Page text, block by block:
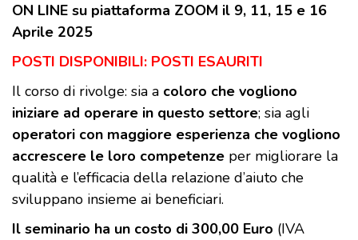
ON LINE su piattaforma ZOOM il 9, 11, 15 e 16
Aprile 2025
POSTI DISPONIBILI: POSTI ESAURITI
Il corso di rivolge: sia a coloro che vogliono
iniziare ad operare in questo settore; sia agli
operatori con maggiore esperienza che vogliono
accrescere le loro competenze per migliorare la
qualità e l’efficacia della relazione d’aiuto che
sviluppano insieme ai beneficiari.
Il seminario ha un costo di 300,00 Euro (IVA